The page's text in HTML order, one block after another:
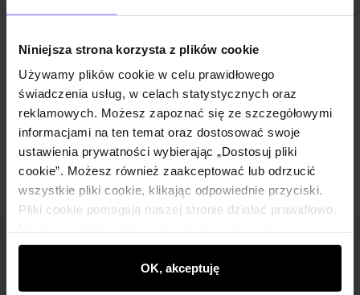
Niniejsza strona korzysta z plików cookie
Używamy plików cookie w celu prawidłowego
świadczenia usług, w celach statystycznych oraz
reklamowych. Możesz zapoznać się ze szczegółowymi
informacjami na ten temat oraz dostosować swoje
ustawienia prywatności wybierając „Dostosuj pliki
cookie”. Możesz również zaakceptować lub odrzucić
wszystkie pliki cookie, klikając odpowiednie przyciski.
Pliki cookie pomagają naszej stronie działać prawidłowo.
wyświetlać im dopasowane do ich preferencji treści,
rekomendacje oraz komunikaty reklamowe informujące o
najnowszych promocjach w e-sklepie. Informacje o tym,
OK, akceptuję
Skład
Opinie